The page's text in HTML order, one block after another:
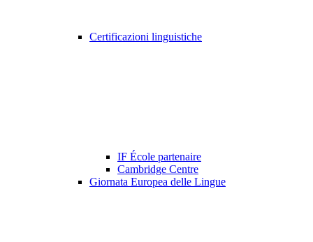
Certificazioni linguistiche
IF École partenaire
Cambridge Centre
Giornata Europea delle Lingue